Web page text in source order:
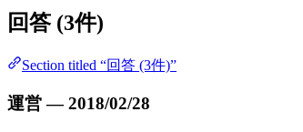
回答 (3件)
Section titled “回答 (3件)”
運営 — 2018/02/28